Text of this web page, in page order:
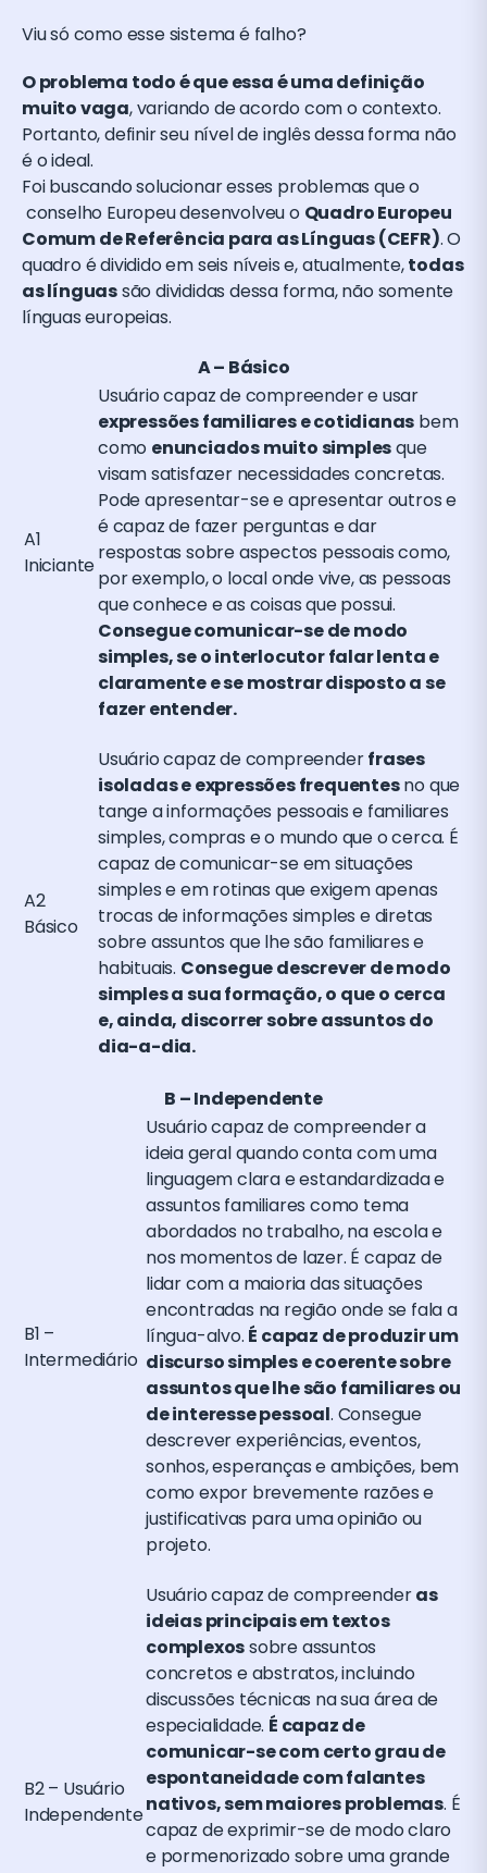
Viu só como esse sistema é falho?
O problema todo é que essa é uma definição
muito vaga, variando de acordo com o contexto.
Portanto, definir seu nível de inglês dessa forma não
é o ideal.
Foi buscando solucionar esses problemas que o
conselho Europeu desenvolveu o Quadro Europeu
Comum de Referência para as Línguas (CEFR). O
quadro é dividido em seis níveis e, atualmente,todas
as línguassão divididas dessa forma, não somente
línguas europeias.
A – Básico
A1
Iniciante
Usuário capaz de compreender e usar
expressões familiares e cotidianas bem
como enunciados muito simplesque
visam satisfazer necessidades concretas.
Pode apresentar-se e apresentar outros e
é capaz de fazer perguntas e dar
respostas sobre aspectos pessoais como,
por exemplo, o local onde vive, as pessoas
que conhece e as coisas que possui.
Consegue comunicar-se de modo
simples, se o interlocutor falar lenta e
claramente e se mostrar disposto a se
fazer entender.
A2
Básico
Usuário capaz de compreenderfrases
isoladas e expressões frequentesno que
tange a informações pessoais e familiares
simples, compras e o mundo que o cerca. É
capaz de comunicar-se em situações
simples e em rotinas que exigem apenas
trocas de informações simples e diretas
sobre assuntos que lhe são familiares e
habituais. Consegue descrever de modo
simples a sua formação, o que o cerca
e, ainda, discorrer sobre assuntos do
dia-a-dia.
B – Independente
B1 –
Intermediário
Usuário capaz de compreender a
ideia geral quando conta com uma
linguagem clara e estandardizada e
assuntos familiares como tema
abordados no trabalho, na escola e
nos momentos de lazer. É capaz de
lidar com a maioria das situações
encontradas na região onde se fala a
língua-alvo. É capaz de produzir um
discurso simples e coerente sobre
assuntos que lhe são familiares ou
de interesse pessoal. Consegue
descrever experiências, eventos,
sonhos, esperanças e ambições, bem
como expor brevemente razões e
justificativas para uma opinião ou
projeto.
B2 – Usuário
Independente
Usuário capaz de compreenderas
ideias principais em textos
complexossobre assuntos
concretos e abstratos, incluindo
discussões técnicas na sua área de
especialidade. É capaz de
comunicar-se com certo grau de
espontaneidade com falantes
nativos, sem maiores problemas. É
capaz de exprimir-se de modo claro
e pormenorizado sobre uma grande